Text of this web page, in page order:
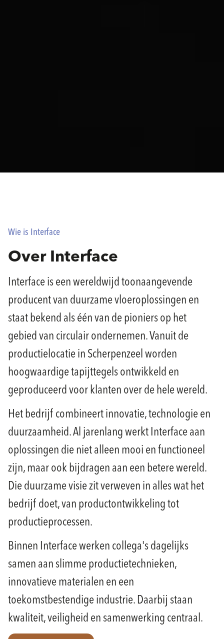
Wie is Interface
Over Interface
Interface is een wereldwijd toonaangevende
producent van duurzame vloeroplossingen en
staat bekend als één van de pioniers op het
gebied van circulair ondernemen. Vanuit de
productielocatie in Scherpenzeel worden
hoogwaardige tapijttegels ontwikkeld en
geproduceerd voor klanten over de hele wereld.
Het bedrijf combineert innovatie, technologie en
duurzaamheid. Al jarenlang werkt Interface aan
oplossingen die niet alleen mooi en functioneel
zijn, maar ook bijdragen aan een betere wereld.
Die duurzame visie zit verweven in alles wat het
bedrijf doet, van productontwikkeling tot
productieprocessen.
Binnen Interface werken collega's dagelijks
samen aan slimme productietechnieken,
innovatieve materialen en een
toekomstbestendige industrie. Daarbij staan
kwaliteit, veiligheid en samenwerking centraal.